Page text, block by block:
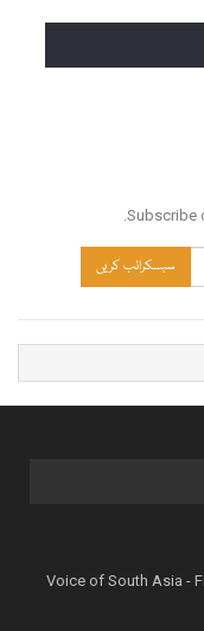
Subscribe
سبسکرائب کریں
Voice of South Asia -